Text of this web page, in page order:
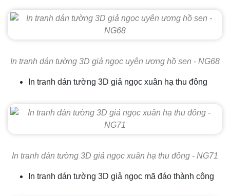
In tranh dán tường 3D giả ngọc uyên ương hồ sen - NG68
In tranh dán tường 3D giả ngọc xuân hạ thu đông
In tranh dán tường 3D giả ngọc xuân hạ thu đông - NG71
In tranh dán tường 3D giả ngọc mã đáo thành công